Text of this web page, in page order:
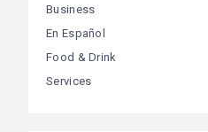
Business
En Español
Food & Drink
Services